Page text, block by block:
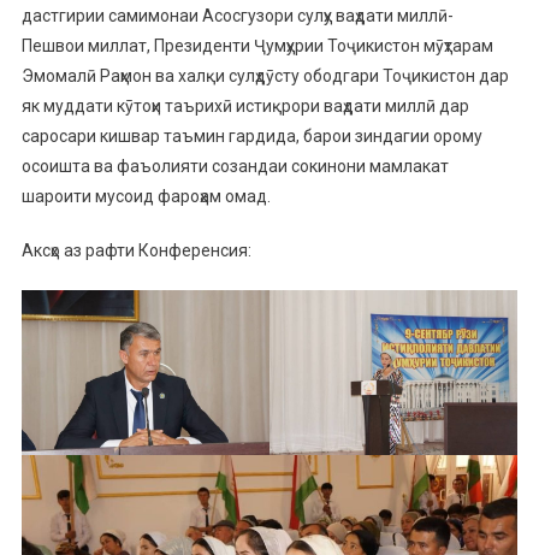
дастгирии самимонаи Асосгузори сулҳу ваҳдати миллӣ-
Пешвои миллат, Президенти Ҷумҳурии Тоҷикистон мӯҳтарам
Эмомалӣ Раҳмон ва халқи сулҳдӯсту ободгари Тоҷикистон дар
як муддати кӯтоҳи таърихӣ истиқрори ваҳдати миллӣ дар
саросари кишвар таъмин гардида, барои зиндагии орому
осоишта ва фаъолияти созандаи сокинони мамлакат
шароити мусоид фароҳам омад.
Аксҳо аз рафти Конференсия: